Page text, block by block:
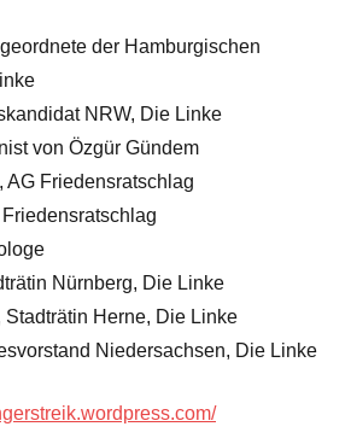
der Hamburgischen
NRW, Die Linke
von Özgür Gündem
AG Friedensratschlag
Nürnberg, Die Linke
Stadträtin Herne, Die Linke
Niedersachsen, Die Linke